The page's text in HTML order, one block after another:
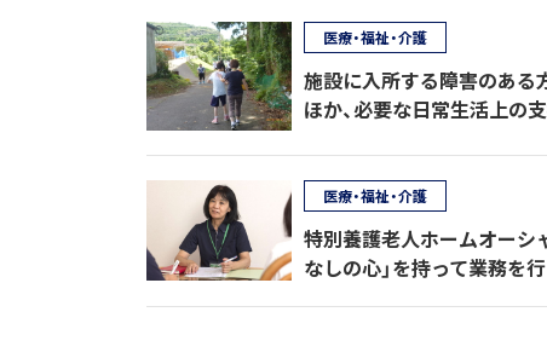
施設に入所する障害のある
ほか、必要な日常生活上の
医療・福祉・介護
特別養護老人ホームオーシ
なしの心」を持って業務を
医療・福祉・介護